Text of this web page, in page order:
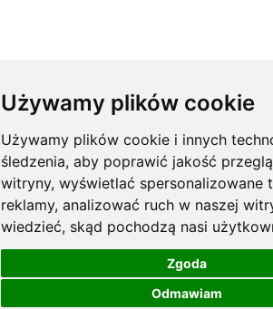
Używamy plików cookie
Używamy plików cookie i innych
śledzenia, aby poprawić jakość
witryny, wyświetlać spersonalizowane
reklamy, analizować ruch w naszej
wiedzieć, skąd pochodzą nasi
Zgoda
Odmawiam